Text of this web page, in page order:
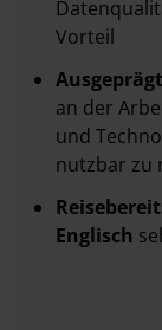
Vorteil
an der
und
nutzbar zu
Englisch